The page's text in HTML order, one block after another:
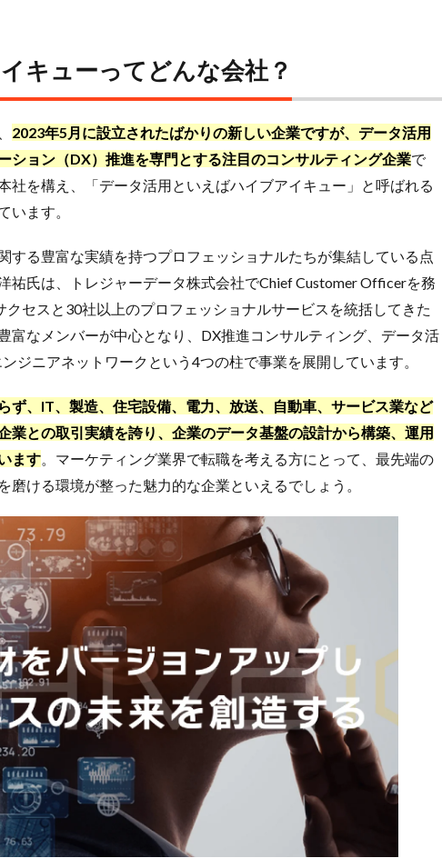
キューってどんな会社？
2023年5月に設立されたばかりの新しい企業ですが、データ活用
ション（DX）推進を専門とする注目のコンサルティング企業で
社を構え、「データ活用といえばハイブアイキュー」と呼ばれる
います。
する豊富な実績を持つプロフェッショナルたちが集結している点
祐氏は、トレジャーデータ株式会社でChief Customer Officerを務
セスと30社以上のプロフェッショナルサービスを統括してきた
富なメンバーが中心となり、DX推進コンサルティング、データ活
ジニアネットワークという4つの柱で事業を展開しています。
ず、IT、製造、住宅設備、電力、放送、自動車、サービス業など
業との取引実績を誇り、企業のデータ基盤の設計から構築、運用
ます 。マーケティング業界で転職を考える方にとって、最先端の
磨ける環境が整った魅力的な企業といえるでしょう。